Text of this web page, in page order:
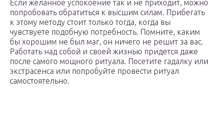
Если желанное успокоение так и не приходит, можно
попробовать обратиться к высшим силам. Прибегать
к этому методу стоит только тогда, когда вы
чувствуете подобную потребность. Помните, каким
бы хорошим не был маг, он ничего не решит за вас.
Работать над собой и своей жизнью придется даже
после самого мощного ритуала. Посетите гадалку или
экстрасенса или попробуйте провести ритуал
самостоятельно.